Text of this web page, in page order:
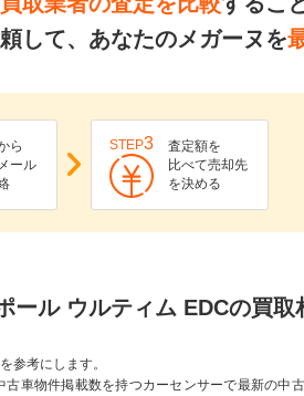
して、あなたのメガーヌを
ら
ール
STEP3
査定額を
比べて売却先
を決める
ール ウルティム EDCの買取
参考にします。
車物件掲載数を持つカーセンサーで最新の中